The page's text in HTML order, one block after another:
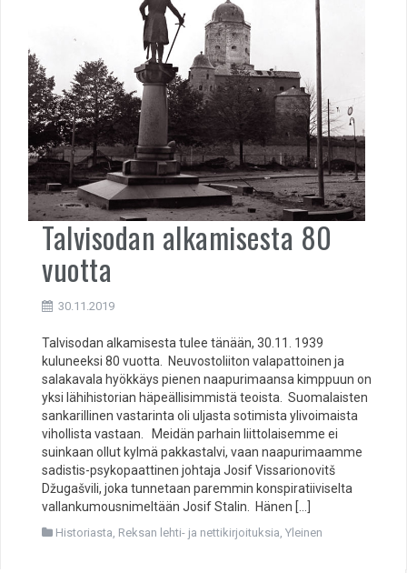
Talvisodan alkamisesta 80
vuotta
30.11.2019
Talvisodan alkamisesta tulee tänään, 30.11. 1939
kuluneeksi 80 vuotta. Neuvostoliiton valapattoinen ja
salakavala hyökkäys pienen naapurimaansa kimppuun on
yksi lähihistorian häpeällisimmistä teoista. Suomalaisten
sankarillinen vastarinta oli uljasta sotimista ylivoimaista
vihollista vastaan. Meidän parhain liittolaisemme ei
suinkaan ollut kylmä pakkastalvi, vaan naapurimaamme
sadistis-psykopaattinen johtaja Josif Vissarionovitš
Džugašvili, joka tunnetaan paremmin konspiratiiviselta
vallankumousnimeltään Josif Stalin. Hänen […]
Historiasta, Reksan lehti- ja nettikirjoituksia, Yleinen